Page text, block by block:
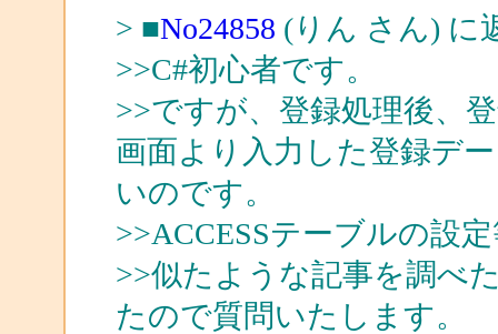
> ■No24858 (りん さん) に
>>C#初心者です。
>>ですが、登録処理後、
画面より入力した登録デ
いのです。
>>ACCESSテーブルの設
>>似たような記事を調べ
たので質問いたします。